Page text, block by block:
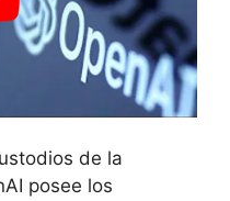
de la
posee los